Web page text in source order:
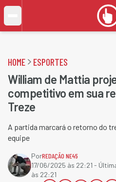
HOME ESPORTES
William de Mattia
competitivo em sua
Treze
A partida marcará o retorno do
equipe
PorREDAÇÃO NE45
17/06/2025 às 22:21 -
às 22:21